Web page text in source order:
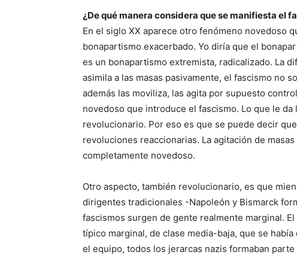
¿De qué manera considera que se manifiesta el
En el siglo XX aparece otro fenómeno novedoso
bonapartismo exacerbado. Yo diría que el
es un bonapartismo extremista, radicalizado. La
asimila a las masas pasivamente, el fascismo no
además las moviliza, las agita por supuesto
novedoso que introduce el fascismo. Lo que le
revolucionario. Por eso es que se puede decir
revoluciones reaccionarias. La agitación de
completamente novedoso.
Otro aspecto, también revolucionario, es que
dirigentes tradicionales -Napoleón y Bismarck
fascismos surgen de gente realmente marginal.
típico marginal, de clase media-baja, que se
el equipo, todos los jerarcas nazis formaban